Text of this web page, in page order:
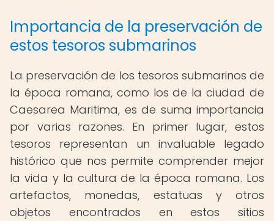
Importancia de la preservación de
estos tesoros submarinos
La preservación de los tesoros submarinos de
la época romana, como los de la ciudad de
Caesarea Maritima, es de suma importancia
por varias razones. En primer lugar, estos
tesoros representan un invaluable legado
histórico que nos permite comprender mejor
la vida y la cultura de la época romana. Los
artefactos, monedas, estatuas y otros
objetos encontrados en estos sitios